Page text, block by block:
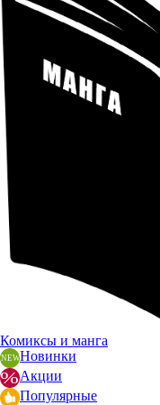
Комиксы и манга
Новинки
Акции
Популярные